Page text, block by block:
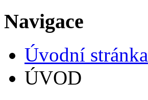
Navigace
Úvodní stránka
ÚVOD